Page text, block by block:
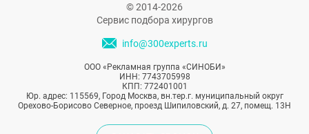
© 2014-2026
Сервис подбора хирургов
info@300experts.ru
ООО «Рекламная группа «СИНОБИ»
ИНН: 7743705998
КПП: 772401001
Юр. адрес: 115569, Город Москва, вн.тер.г. муниципальный округ
Орехово-Борисово Северное, проезд Шипиловский, д. 27, помещ. 13Н